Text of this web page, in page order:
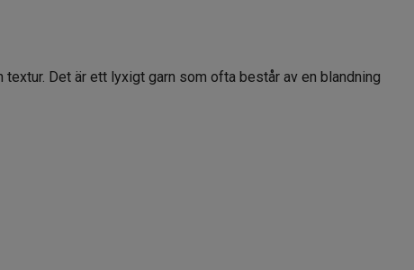
Det är ett lyxigt garn som ofta består av en blandning